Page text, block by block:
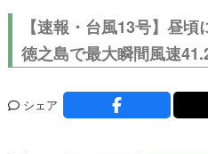
【速報・台風13号】昼
徳之島で最大瞬間風速
シェア